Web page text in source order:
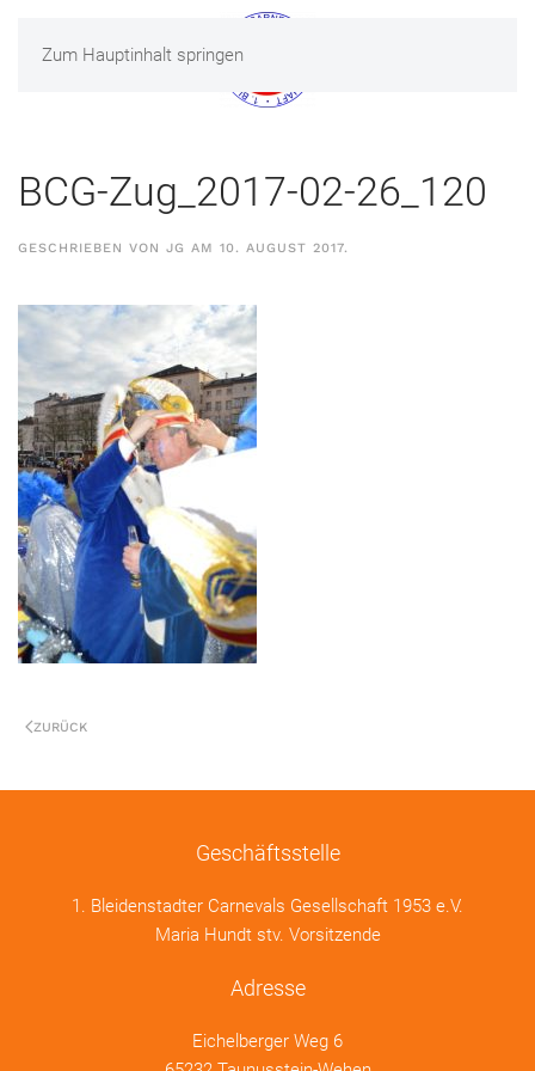
Zum Hauptinhalt springen
MENÜ
BCG-Zug_2017-02-26_120
GESCHRIEBEN VON JG AM 10. AUGUST 2017.
ZURÜCK
Geschäftsstelle
1. Bleidenstadter Carnevals Gesellschaft 1953 e.V.
Maria Hundt stv. Vorsitzende
Adresse
Eichelberger Weg 6